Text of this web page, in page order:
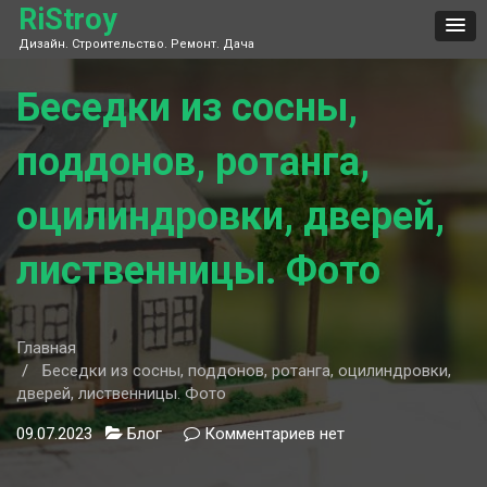
Skip
content
RiStroy
Дизайн. Строительство. Ремонт. Дача
Беседки из сосны,
поддонов, ротанга,
оцилиндровки, дверей,
лиственницы. Фото
Главная
Беседки из сосны, поддонов, ротанга, оцилиндровки,
дверей, лиственницы. Фото
09.07.2023 Блог Комментариев кнет